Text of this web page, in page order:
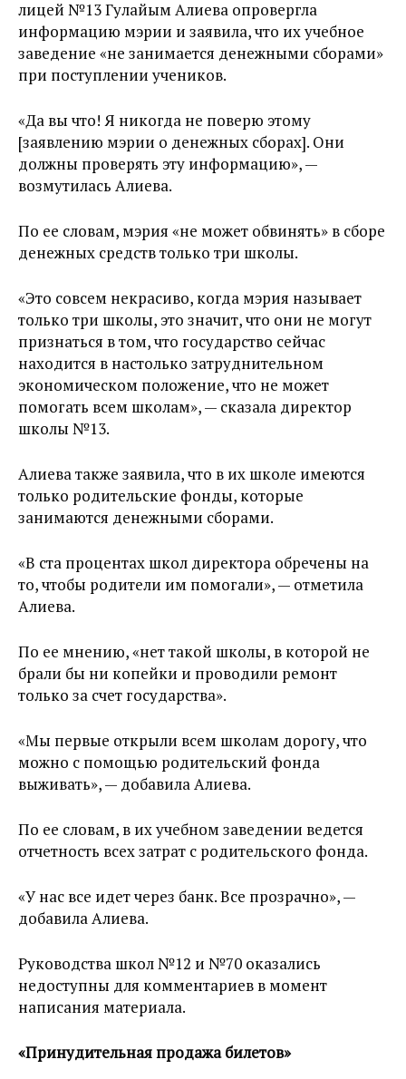
лицей №13 Гулайым Алиева опровергла
информацию мэрии и заявила, что их учебное
заведение «не занимается денежными сборами»
при поступлении учеников.
«Да вы что! Я никогда не поверю этому
[заявлению мэрии о денежных сборах]. Они
должны проверять эту информацию», —
возмутилась Алиева.
По ее словам, мэрия «не может обвинять» в сборе
денежных средств только три школы.
«Это совсем некрасиво, когда мэрия называет
только три школы, это значит, что они не могут
признаться в том, что государство сейчас
находится в настолько затруднительном
экономическом положение, что не может
помогать всем школам», — сказала директор
школы №13.
Алиева также заявила, что в их школе имеются
только родительские фонды, которые
занимаются денежными сборами.
«В ста процентах школ директора обречены на
то, чтобы родители им помогали», — отметила
Алиева.
По ее мнению, «нет такой школы, в которой не
брали бы ни копейки и проводили ремонт
только за счет государства».
«Мы первые открыли всем школам дорогу, что
можно с помощью родительский фонда
выживать», — добавила Алиева.
По ее словам, в их учебном заведении ведется
отчетность всех затрат с родительского фонда.
«У нас все идет через банк. Все прозрачно», —
добавила Алиева.
Руководства школ №12 и №70 оказались
недоступны для комментариев в момент
написания материала.
«Принудительная продажа билетов»